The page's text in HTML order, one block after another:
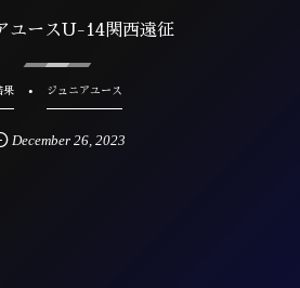
ユースU-14関西遠征
果 ジュニアユース
December 26,2023